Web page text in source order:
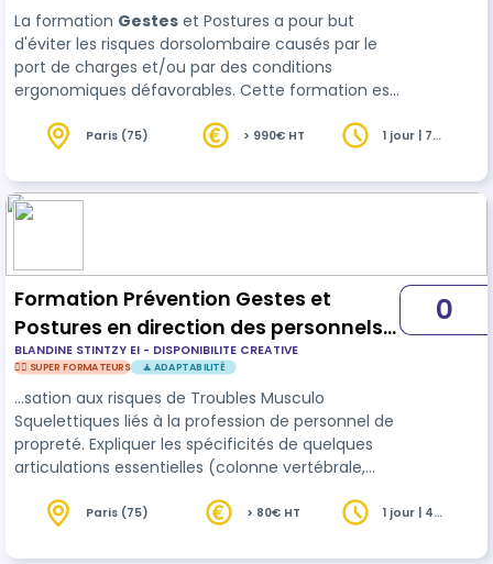
La formation Gestes et Postures a pour but
d'éviter les risques dorsolombaire causés par le
port de charges et/ou par des conditions
ergonomiques défavorables. Cette formation est
Manutention : Articles R4541-1 à R4541-11…
Paris (75) > 990€ HT
1 jour | 7
Formation Prévention Gestes et
Postures en direction des personnels
de propreté
BLANDINE STINTZY EI - DISPONIBILITE CREATIVE
🦸‍♀️ SUPER FORMATEURS 🧘 ADAPTABILITÉ
…sation aux risques de Troubles Musculo
Squelettiques liés à la profession de personnel de
propreté. Expliquer les spécificités de quelques
articulations essentielles (colonne vertébrale,
et éviter lesgestes
/postures qui peuvent
appropriation de quelques pratiques
0
Paris (75) > 80€ HT
1 jour | 4